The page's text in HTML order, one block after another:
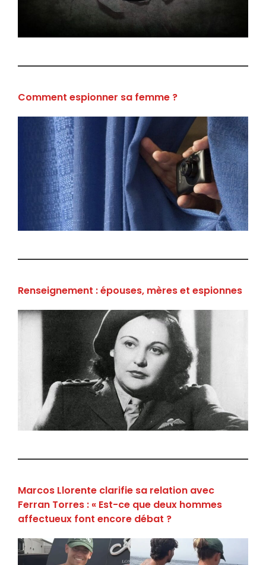
Comment espionner sa femme ?
Renseignement : épouses, mères et espionnes
Marcos Llorente clarifie sa relation avec
Ferran Torres : « Est-ce que deux hommes
affectueux font encore débat ?